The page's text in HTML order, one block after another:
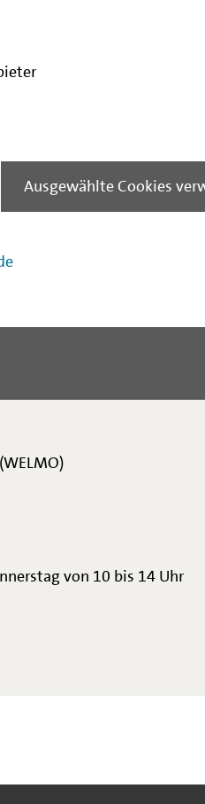
Ausgewählte Cookies
von 10 bis 14 Uhr